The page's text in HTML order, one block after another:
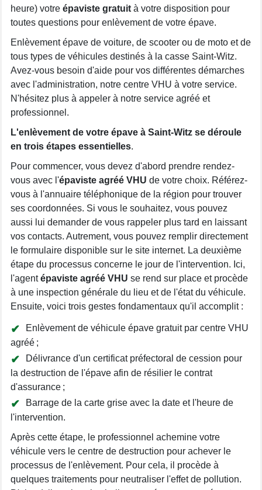
heure) votre épaviste gratuit à votre disposition pour
toutes questions pour enlèvement de votre épave.
Enlèvement épave de voiture, de scooter ou de moto et de
tous types de véhicules destinés à la casse Saint-Witz.
Avez-vous besoin d'aide pour vos différentes démarches
avec l'administration, notre centre VHU à votre service.
N'hésitez plus à appeler à notre service agréé et
professionnel.
L'enlèvement de votre épave à Saint-Witz se déroule
en trois étapes essentielles.
Pour commencer, vous devez d'abord prendre rendez-
vous avec l'épaviste agréé VHU de votre choix. Référez-
vous à l'annuaire téléphonique de la région pour trouver
ses coordonnées. Si vous le souhaitez, vous pouvez
aussi lui demander de vous rappeler plus tard en laissant
vos contacts. Autrement, vous pouvez remplir directement
le formulaire disponible sur le site internet. La deuxième
étape du processus concerne le jour de l'intervention. Ici,
l'agentépaviste agréé VHU se rend sur place et procède
à une inspection générale du lieu et de l'état du véhicule.
Ensuite, voici trois gestes fondamentaux qu'il accomplit :
Enlèvement de véhicule épave gratuit par centre VHU
agréé ;
Délivrance d'un certificat préfectoral de cession pour
la destruction de l'épave afin de résilier le contrat
d'assurance ;
Barrage de la carte grise avec la date et l'heure de
l'intervention.
Après cette étape, le professionnel achemine votre
véhicule vers le centre de destruction pour achever le
processus de l'enlèvement. Pour cela, il procède à
quelques traitements pour neutraliser l'effet de pollution.